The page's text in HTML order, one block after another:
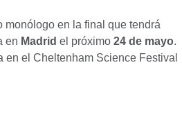
monólogo en la final que tendrá
en Madrid el próximo 24 de mayo.
el Cheltenham Science Festival